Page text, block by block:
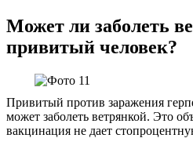
Может ли заболеть
привитый человек?
Привитый против заражения
может заболеть ветрянкой. Это
вакцинация не дает